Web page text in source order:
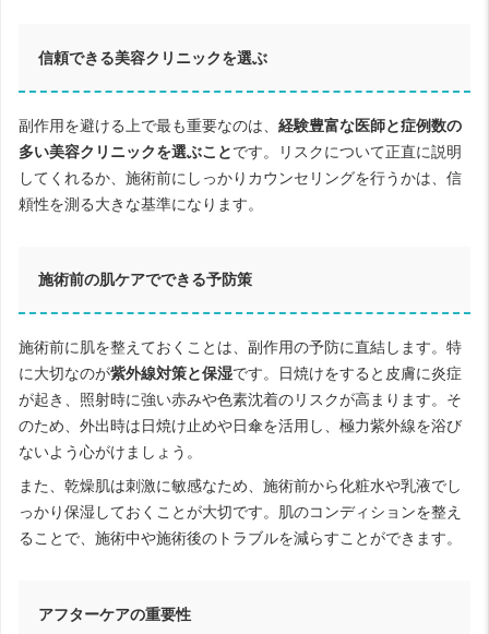
信頼できる美容クリニックを選ぶ
副作用を避ける上で最も重要なのは、 経験豊富な医師と症例数の
多い美容クリニックを選ぶことです。リスクについて正直に説明
してくれるか、施術前にしっかりカウンセリングを行うかは、信
頼性を測る大きな基準になります。
施術前の肌ケアでできる予防策
施術前に肌を整えておくことは、副作用の予防に直結します。特
に大切なのが紫外線対策と保湿です。日焼けをすると皮膚に炎症
が起き、照射時に強い赤みや色素沈着のリスクが高まります。そ
のため、外出時は日焼け止めや日傘を活用し、極力紫外線を浴び
ないよう心がけましょう。
また、乾燥肌は刺激に敏感なため、施術前から化粧水や乳液でし
っかり保湿しておくことが大切です。肌のコンディションを整え
ることで、施術中や施術後のトラブルを減らすことができます。
アフターケアの重要性